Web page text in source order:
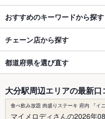
おすすめのキーワードから探す
チェーン店から探す
都道府県を選び直す
大分駅周辺エリアの最新口
食べ飲み放題 肉盛りステーキ 府内 『イ
マイメロディさんの2026年